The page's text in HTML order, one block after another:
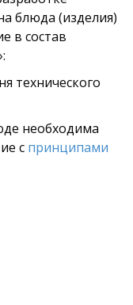
блюда (изделия)
в состав
технического
необходима
с принципами